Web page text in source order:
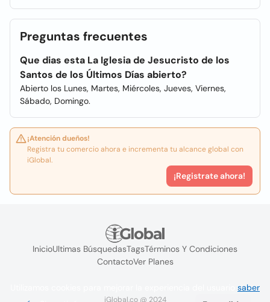
Preguntas frecuentes
Que dias esta La Iglesia de Jesucristo de los
Santos de los Últimos Días abierto?
Abierto los Lunes, Martes, Miércoles, Jueves, Viernes,
Sábado, Domingo.
¡Atención dueños!
Registra tu comercio ahora e incrementa tu alcance global con
iGlobal.
¡Registrate ahora!
InicioUltimas BúsquedasTagsTérminos Y Condiciones
ContactoVer Planes
iGlobal.co @ 2024
saber